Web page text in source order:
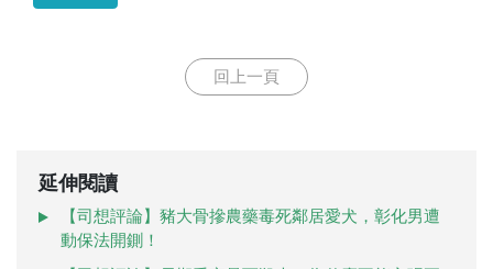
回上一頁
延伸閱讀
【司想評論】豬大骨摻農藥毒死鄰居愛犬，彰化男遭
動保法開鍘！